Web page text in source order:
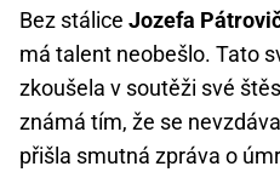
Bez stálice Jozefa
má talent neobešlo. Tato
zkoušela v soutěži své
známá tím, že se
přišla smutná zpráva o